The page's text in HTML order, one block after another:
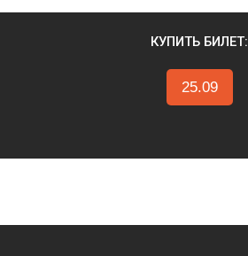
КУПИТЬ БИЛЕТ:
25.09